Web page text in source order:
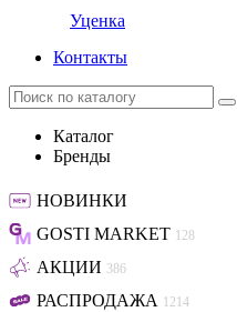
Уценка
Контакты
Каталог
Бренды
НОВИНКИ
GOSTI MARKET 128
АКЦИИ 386
РАСПРОДАЖА 1214